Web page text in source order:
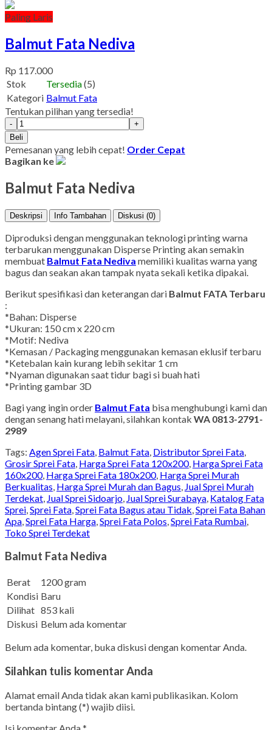
Paling Laris
Balmut Fata Nediva
Rp 117.000
Stok
Tersedia(5)
Kategori Balmut Fata
Tentukan pilihan yang tersedia!
-
+
Beli
Pemesanan yang lebih cepat! Order Cepat
Bagikan ke
Balmut Fata Nediva
Deskripsi Info Tambahan Diskusi (0)
Diproduksi dengan menggunakan teknologi printing warna
terbarukan menggunakan Disperse Printing akan semakin
membuat Balmut Fata Nediva memiliki kualitas warna yang
bagus dan seakan akan tampak nyata sekali ketika dipakai.
Berikut spesifikasi dan keterangan dari Balmut FATA Terbaru
:
*Bahan: Disperse
*Ukuran: 150 cm x 220 cm
*Motif: Nediva
*Kemasan / Packaging menggunakan kemasan eklusif terbaru
*Ketebalan kain kurang lebih sekitar 1 cm
*Nyaman digunakan saat tidur bagi si buah hati
*Printing gambar 3D
Bagi yang ingin order Balmut Fata bisa menghubungi kami dan
dengan senang hati melayani, silahkan kontak WA 0813-2791-
2989
Tags: Agen Sprei Fata Balmut Fata Distributor Sprei Fata
Grosir Sprei Fata Harga Sprei Fata 120x200, Harga Sprei Fata
160x200, Harga Sprei Fata 180x200, Harga Sprei Murah
Berkualitas Harga Sprei Murah dan Bagus Jual Sprei Murah
Terdekat Jual Sprei Sidoarjo Jual Sprei Surabaya Katalog Fata
Sprei Sprei Fata Sprei Fata Bagus atau Tidak Sprei Fata Bahan
Apa Sprei Fata Harga Sprei Fata Polos Sprei Fata Rumbai
Toko Sprei Terdekat
Balmut Fata Nediva
Berat
1200 gram
Kondisi Baru
Dilihat 853 kali
Diskusi Belum ada komentar
Belum ada komentar, buka diskusi dengan komentar Anda.
Silahkan tulis komentar Anda
Alamat email Anda tidak akan kami publikasikan. Kolom
bertanda bintang (*) wajib diisi.
Isi komentar Anda*